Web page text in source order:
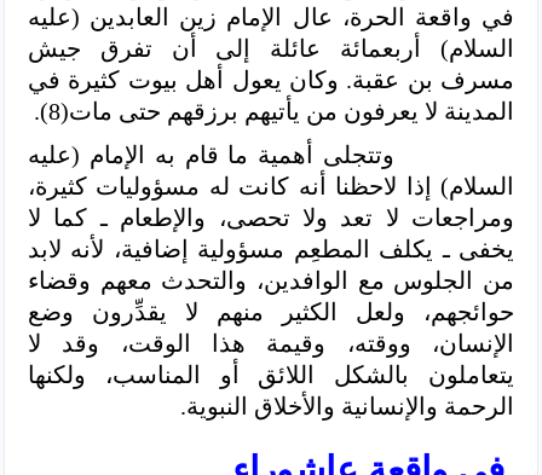
في واقعة الحرة، عال الإمام زين العابدين (عليه
السلام) أربعمائة عائلة إلى أن تفرق جيش
مسرف بن عقبة. وكان يعول أهل بيوت كثيرة في
المدينة لا يعرفون من يأتيهم برزقهم حتى مات(8).
وتتجلى أهمية ما قام به الإمام (عليه
السلام) إذا لاحظنا أنه كانت له مسؤوليات كثيرة،
ومراجعات لا تعد ولا تحصى، والإطعام ـ كما لا
يخفى ـ يكلف المطعِم مسؤولية إضافية، لأنه لابد
من الجلوس مع الوافدين، والتحدث معهم وقضاء
حوائجهم، ولعل الكثير منهم لا يقدِّرون وضع
الإنسان، ووقته، وقيمة هذا الوقت، وقد لا
يتعاملون بالشكل اللائق أو المناسب، ولكنها
الرحمة والإنسانية والأخلاق النبوية.